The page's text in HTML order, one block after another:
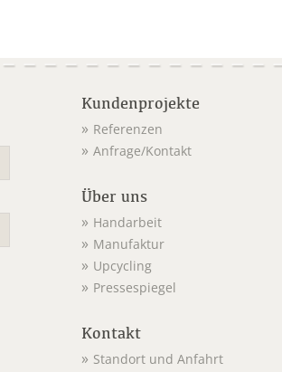
Kundenprojekte
Referenzen
Anfrage/Kontakt
Über uns
Handarbeit
Manufaktur
Upcycling
Pressespiegel
Kontakt
Standort und Anfahrt